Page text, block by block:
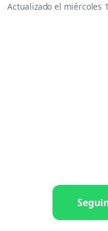
Actualizado el miércoles